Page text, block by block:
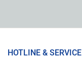
HOTLINE & SERVICE